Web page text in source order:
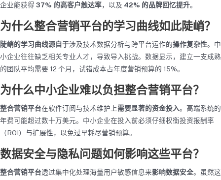
企业能获得 37% 的高客户触达率，以及 42% 的品牌回忆提升。
为什么整合营销平台的学习曲线如此陡峭？
陡峭的学习曲线源自于涉及技术数据分析与跨平台运作的操作复杂性。中
小企业往往缺乏相关专业人才，导致导入挑战。数据显示，建立一支成熟
的团队平均需要 12 个月，试错成本占年度营销预算的 15%。
为什么中小企业难以负担整合营销平台？
整合营销平台在软件订阅与技术维护上需要显著的资金投入。高端系统的
年费可能超过数十万美元。中小企业在投入前必须仔细权衡投资报酬率
（ROI）与扩展性，以免过早耗尽营销预算。
数据安全与隐私问题如何影响这些平台？
整合营销平台透过集中化处理海量用户敏感信息来影响数据安全。虽然这